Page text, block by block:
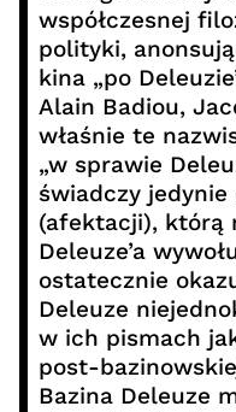
współczesnej
polityki,
kina „po
Alain Badiou,
właśnie te
„w sprawie
świadczy
(afektacji), którą
Deleuze’a
ostatecznie
Deleuze
w ich pismach
post-
Bazina Deleuze